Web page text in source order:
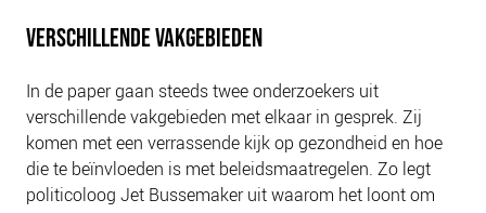
VERSCHILLENDE VAKGEBIEDEN
In de paper gaan steeds twee onderzoekers uit
verschillende vakgebieden met elkaar in gesprek. Zij
komen met een verrassende kijk op gezondheid en hoe
die te beïnvloeden is met beleidsmaatregelen. Zo legt
politicoloog Jet Bussemaker uit waarom het loont om